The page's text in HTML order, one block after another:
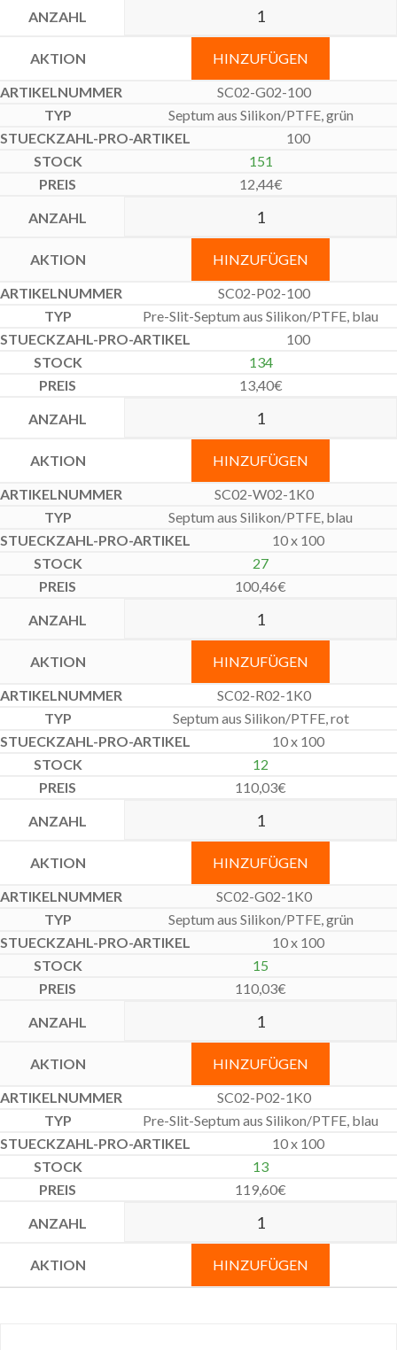
HINZUFÜGEN
SC02-G02-100
Septum aus Silikon/PTFE, grün
100
151
12,44€
HINZUFÜGEN
SC02-P02-100
Pre-Slit-Septum aus Silikon/PTFE, blau
100
134
13,40€
HINZUFÜGEN
SC02-W02-1K0
Septum aus Silikon/PTFE, blau
10 x 100
27
100,46€
HINZUFÜGEN
SC02-R02-1K0
Septum aus Silikon/PTFE, rot
10 x 100
12
110,03€
HINZUFÜGEN
SC02-G02-1K0
Septum aus Silikon/PTFE, grün
10 x 100
15
110,03€
HINZUFÜGEN
SC02-P02-1K0
Pre-Slit-Septum aus Silikon/PTFE, blau
10 x 100
13
119,60€
HINZUFÜGEN